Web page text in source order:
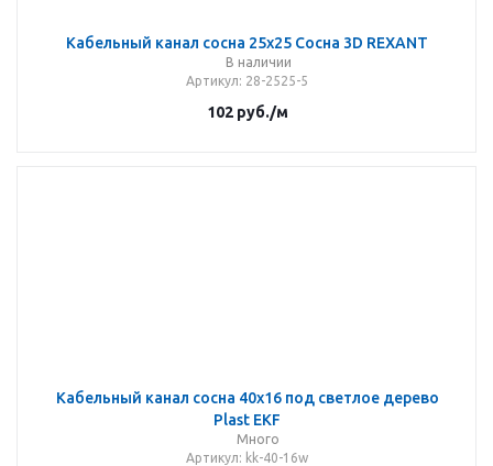
Кабельный канал сосна 25х25 Сосна 3D REXANT
В наличии
Артикул: 28-2525-5
102руб./м
Кабельный канал сосна 40х16 под светлое дерево
Plast EKF
Много
Артикул: kk-40-16w